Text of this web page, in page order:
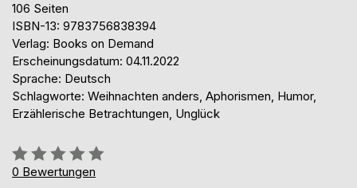
106 Seiten
ISBN-13: 9783756838394
Verlag: Books on Demand
Erscheinungsdatum: 04.11.2022
Sprache: Deutsch
Schlagworte: Weihnachten anders, Aphorismen, Humor,
Erzählerische Betrachtungen, Unglück
Bewertung::
0%
0 Bewertungen